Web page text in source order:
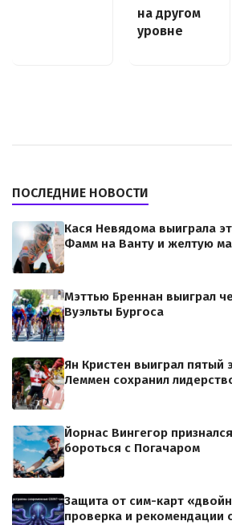
на другом
уровне
ПОСЛЕДНИЕ НОВОСТИ
Кася Невядома выиграла
Фамм на Ванту и желтую
Мэттью Бреннан выиграл
Вуэльты Бургоса
Ян Кристен выиграл пятый
Леммен сохранил
Йорнас Вингегор
бороться с Погачаром
Защита от сим-карт
проверка и рекомендации